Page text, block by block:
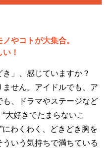
やコトが大集合。
！
」、感じていますか？
せん。アイドルでも、ア
、ドラマやステージなど
大好きでたまらないこ
にわくわく、どきどき胸を
いう気持ちで満ちている